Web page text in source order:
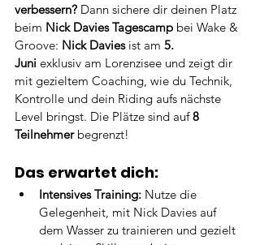
verbessern? Dann sichere dir deinen Platz
beim Nick Davies Tagescamp bei Wake &
Groove: Nick Davies ist am 5.
Juni exklusiv am Lorenzisee und zeigt dir
mit gezieltem Coaching, wie du Technik,
Kontrolle und dein Riding aufs nächste
Level bringst. Die Plätze sind auf 8
Teilnehmer begrenzt!
Das erwartet dich:
Intensives Training: Nutze die
Gelegenheit, mit Nick Davies auf
dem Wasser zu trainieren und gezielt